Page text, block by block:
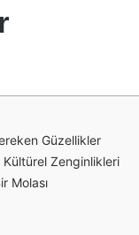
Güzellikler
Kültürel Zenginlikleri
Molası